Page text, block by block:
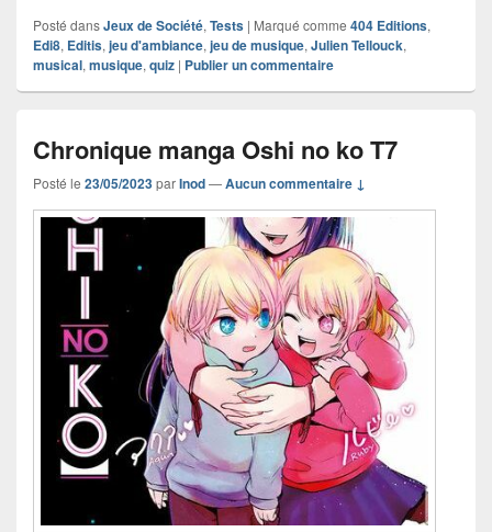
Posté dansJeux de Société, Tests | Marqué comme 404 Editions,
Edi8, Editis, jeu d'ambiance, jeu de musique, Julien Tellouck,
musical, musique, quiz | Publier un commentaire
Chronique manga Oshi no ko T7
Posté le 23/05/2023parInod—Aucun commentaire ↓